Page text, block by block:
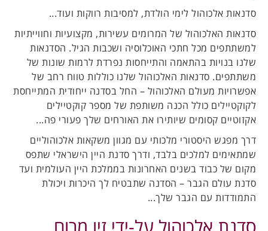
סדנאות אלכוהול לימי הולדת, למסיבות רווקות ועוד...
סדנאות האלכוהול של המרומים עשירות, מקצועיות וחווייתיות
למשתתפים מכל חתכי האוכלוסיה ושכבות הגיל. הסדנאות
שלנו בנויות בהתאמה והתייחסות נפרדת לרמות שונות של
משתתפים. סדנאות האלכוהול שלנו כוללות טווח רחב של
אפשרויות מעולם האלכוהול – החל בסדנה ייחודית המתייחסת
לקוקטיילים כולל הכנה משותפת של מספר קוקטיילים
אקזוטיים קסומים שיותירו את האורחים שלך פעורי פה...
דרך מפגש היסטורי מלכותי עם מגוון משקאות אלכוהוליים
שמתאימים למלכים בלבד, ודרך סדנת היין הישראלי שתפס
מקום של כבוד בשנים האחרונות בממלכת היין העולמית ועד
סדנת עולם הגבר – הסדנה שתבטיח לך היכרות ויכולת
התמודדות עם הגבר שלך...